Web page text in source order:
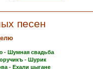
песен
- Шумная свадьба
- Шурик
- Ехали цыгане